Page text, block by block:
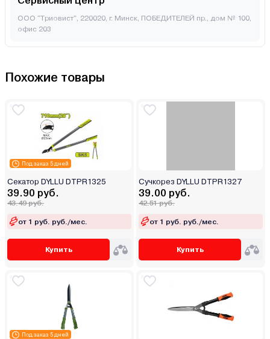
ООО "Триовист", 220020, г. Минск, ПОБЕДИТЕЛЕЙ пр., дом № 100,
офис 203
Похожие товары
Под заказ 5 дней
Секатор DYLLU DTPR1325
39.90 руб.
43.49 руб.
от 1 руб. руб./мес.
Купить
Сучкорез DYLLU DTPR1327
39.00 руб.
42.51 руб.
от 1 руб. руб./мес.
Купить
Под заказ 5 дней